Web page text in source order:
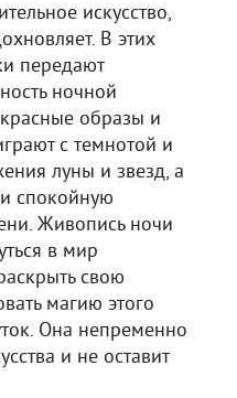
искусство,
В этих
передают
ночной
образы и
с темнотой и
луны и звезд, а
спокойную
Живопись ночи
в мир
свою
магию этого
Она непременно
и не оставит